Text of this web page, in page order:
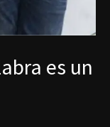
es un